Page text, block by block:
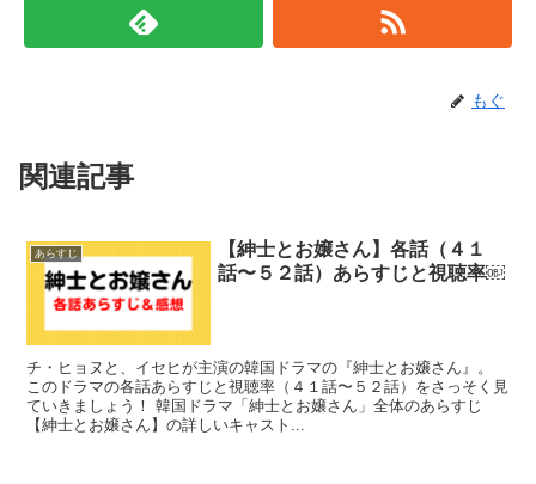
もぐ
関連記事
あらすじ
【紳士とお嬢さん】各話（４１
話〜５２話）あらすじと視聴率￼
チ・ヒョヌと、イセヒが主演の韓国ドラマの『紳士とお嬢さん』。
このドラマの各話あらすじと視聴率（４１話〜５２話）をさっそく見
ていきましょう！ 韓国ドラマ「紳士とお嬢さん」全体のあらすじ
【紳士とお嬢さん】の詳しいキャスト...